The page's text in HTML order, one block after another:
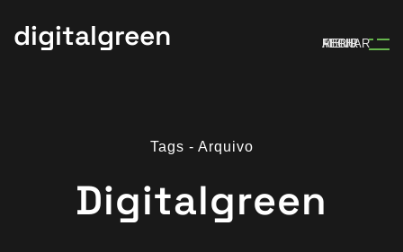
digitalgreen MENU
ABRIR
FECHAR
Tags - Arquivo
Digitalgreen